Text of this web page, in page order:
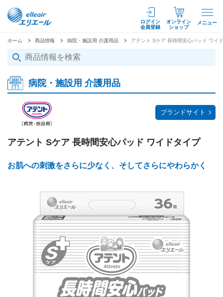
ログイン
会員登録
オンライン
ショップ
メニュー
ホーム 商品情報 病院・施設用 介護用品 アテント Sケア 長時間安心パッド ワイ
病院・施設用 介護用品
ブランドサイト
アテント Sケア 長時間安心パッド ワイドタイプ
お肌への刺激をさらに少なく、そしてさらにやわらかく